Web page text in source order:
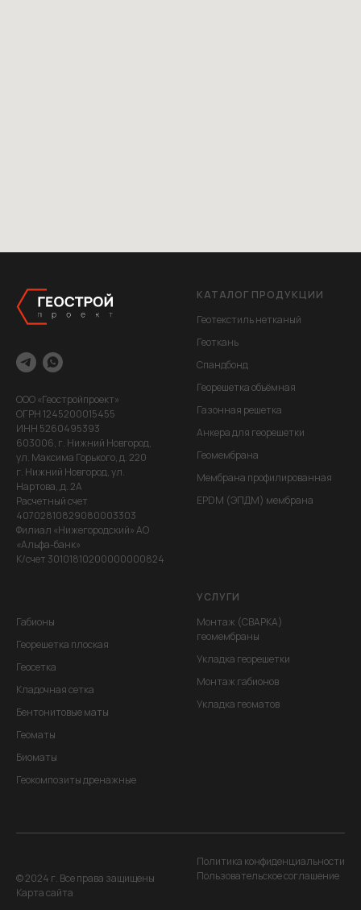
ООО «Геостройпроект»
ОГРН 1245200015455
ИНН 5260495393
603006, г. Нижний Новгород,
ул. Максима Горького, д. 220
г. Нижний Новгород, ул.
Нартова,,д. 2А
Расчетный счет
40702810829080003303
Филиал «Нижегородский» АО
«Альфа-банк»
К/счет 30101810200000000824
КАТАЛОГ ПРОДУКЦИИ
Геотекстиль нетканый
Геоткань
Спандбонд
Георешетка объёмная
Газонная решетка
Анкера для георешетки
Геомембрана
Мембрана профилированная
EPDM (ЭПДМ) мембрана
Габионы
Георешетка плоская
Геосетка
Кладочная сетка
Бентонитовые маты
Геоматы
Биоматы
Геокомпозиты дренажные
УСЛУГИ
Монтаж (СВАРКА)
геомембраны
Укладка георешетки
Монтаж габионов
Укладка геоматов
© 2024 г. Все права защищены
Карта сайта
Политика конфиденциальности
Пользовательское соглашение